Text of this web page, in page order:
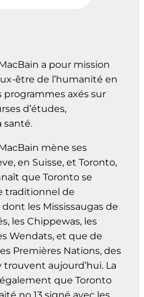
a pour mission
être de l’humanité en
programmes axés sur
d’études,
santé.
mène ses
en Suisse, et Toronto,
que Toronto se
traditionnel de
les Mississaugas de
les Chippewas, les
Wendats, et que de
Premières Nations, des
trouvent aujourd’hui. La
que Toronto
no 13 signé avec les